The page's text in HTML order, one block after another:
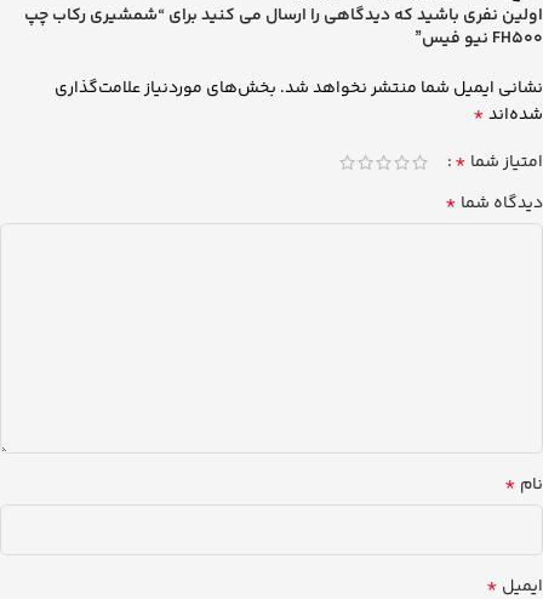
اولین نفری باشید که دیدگاهی را ارسال می کنید برای “شمشیری رکاب چپ
FH500 نیو فیس”
نشانی ایمیل شما منتشر نخواهد شد. بخش‌های موردنیاز علامت‌گذاری
شده‌اند*
امتیاز شما *
دیدگاه شما *
نام *
ایمیل *